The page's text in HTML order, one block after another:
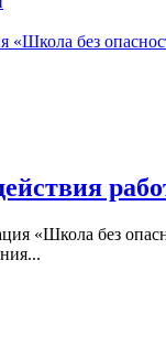
без
«Школа без